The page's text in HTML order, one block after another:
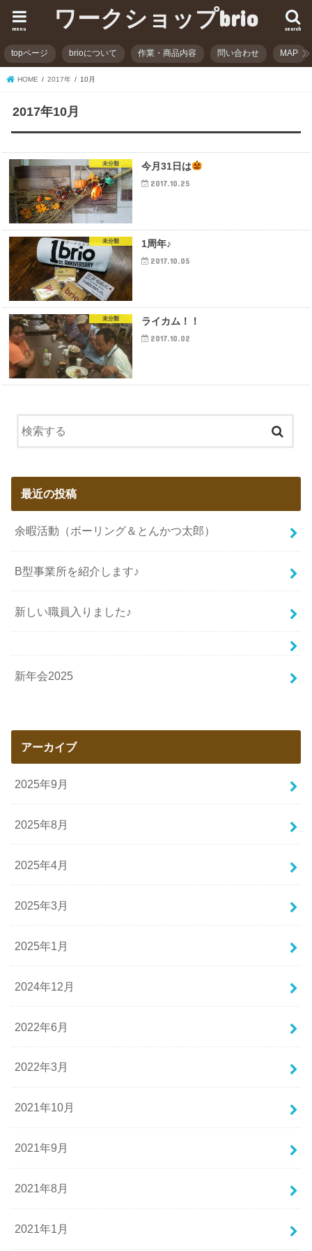
ワークショップbrio search
menu
topページ brioについて 作業・商品内容 問い合わせ MAP
HOME 2017年 10月
2017年10月
未分類 今月31日は
2017.10.25
未分類 1周年♪
2017.10.05
未分類 ライカム！！
2017.10.02
最近の投稿
余暇活動（ボーリング＆とんかつ太郎）
B型事業所を紹介します♪
新しい職員入りました♪
新年会2025
アーカイブ
2025年9月
2025年8月
2025年4月
2025年3月
2025年1月
2024年12月
2022年6月
2022年3月
2021年10月
2021年9月
2021年8月
2021年1月